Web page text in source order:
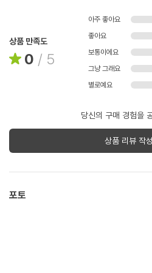
상품 만족도
0 / 5
아주 좋아요
좋아요
보통이에요
그냥 그래요
별로예요
당신의 구매 경험을
상품 리뷰 작
포토